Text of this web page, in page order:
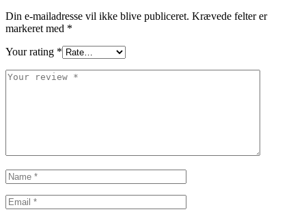
Din e-mailadresse vil ikke blive publiceret. Krævede felter er
markeret med *
Your rating *